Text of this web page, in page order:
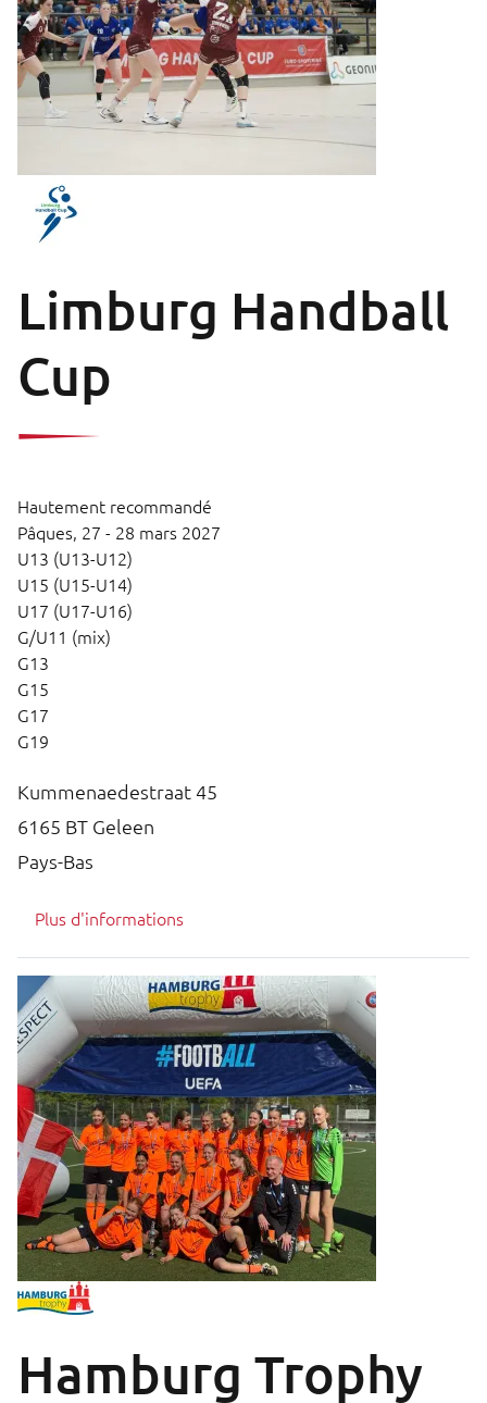
Limburg Handball
Cup
Hautement recommandé
Pâques, 27 - 28 mars 2027
U13 (U13-U12)
U15 (U15-U14)
U17 (U17-U16)
G/U11 (mix)
G13
G15
G17
G19
Kummenaedestraat 45
6165 BT Geleen
Pays-Bas
Plus d'informations
Hamburg Trophy